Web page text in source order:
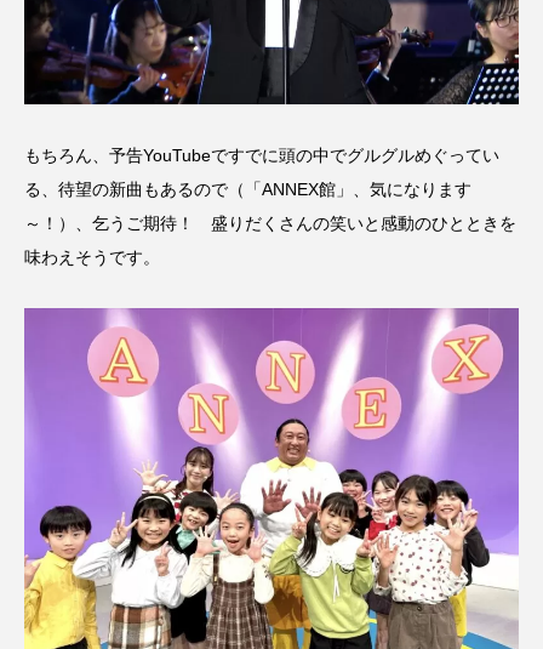
もちろん、予告YouTubeですでに頭の中でグルグルめぐってい
る、待望の新曲もあるので（「ANNEX館」、気になります
～！）、乞うご期待！ 盛りだくさんの笑いと感動のひとときを
味わえそうです。